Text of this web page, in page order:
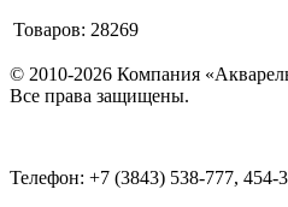
Товаров: 28269
© 2010-2026 Компания
Все права защищены.
Телефон: +7 (3843) 538-777, 454-